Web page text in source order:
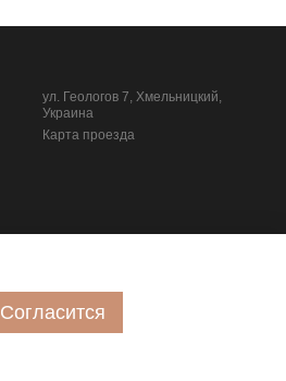
ул. Геологов 7, Хмельницкий,
Украина
Карта проезда
Согласится